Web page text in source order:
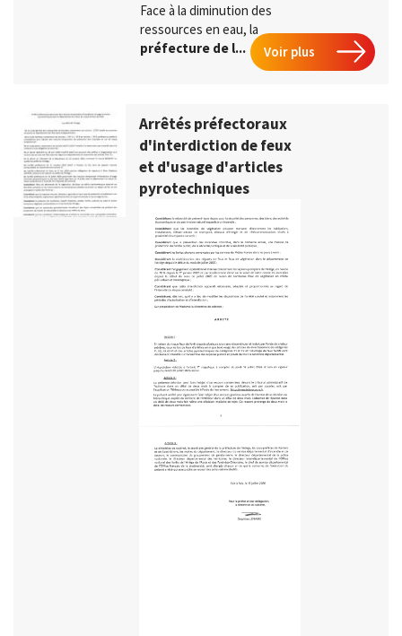
Face à la diminution des
ressources en eau, la
préfecture de l...
Voir plus
Arrêtés préfectoraux
d'interdiction de feux
et d'usage d'articles
pyrotechniques